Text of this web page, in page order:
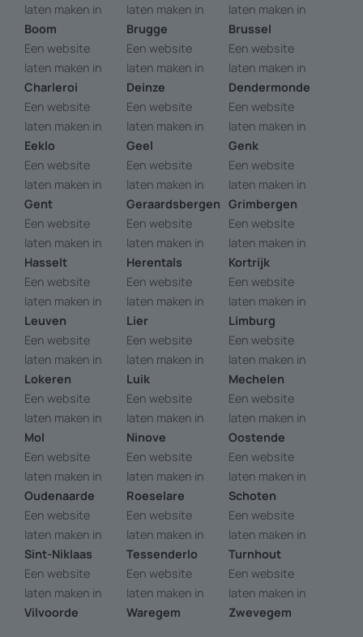
laten maken in
Boom
laten maken in
Brugge
laten maken in
Brussel
Een website
laten maken in
Charleroi
Een website
laten maken in
Deinze
Een website
laten maken in
Dendermonde
Een website
laten maken in
Eeklo
Een website
laten maken in
Geel
Een website
laten maken in
Genk
Een website
laten maken in
Gent
Een website
laten maken in
Geraardsbergen
Een website
laten maken in
Grimbergen
Een website
laten maken in
Hasselt
Een website
laten maken in
Herentals
Een website
laten maken in
Kortrijk
Een website
laten maken in
Leuven
Een website
laten maken in
Lier
Een website
laten maken in
Limburg
Een website
laten maken in
Lokeren
Een website
laten maken in
Luik
Een website
laten maken in
Mechelen
Een website
laten maken in
Mol
Een website
laten maken in
Ninove
Een website
laten maken in
Oostende
Een website
laten maken in
Oudenaarde
Een website
laten maken in
Roeselare
Een website
laten maken in
Schoten
Een website
laten maken in
Sint-Niklaas
Een website
laten maken in
Tessenderlo
Een website
laten maken in
Turnhout
Een website
laten maken in
Vilvoorde
Een website
laten maken in
Waregem
Een website
laten maken in
Zwevegem